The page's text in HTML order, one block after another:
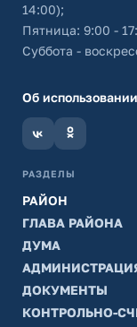
14:00);
Пятница: 9:00 -
Суббота -
Об
РАЗДЕЛЫ
РАЙОН
ГЛАВА РАЙОНА
ДУМА
ДОКУМЕНТЫ
КОНТРОЛЬНО-